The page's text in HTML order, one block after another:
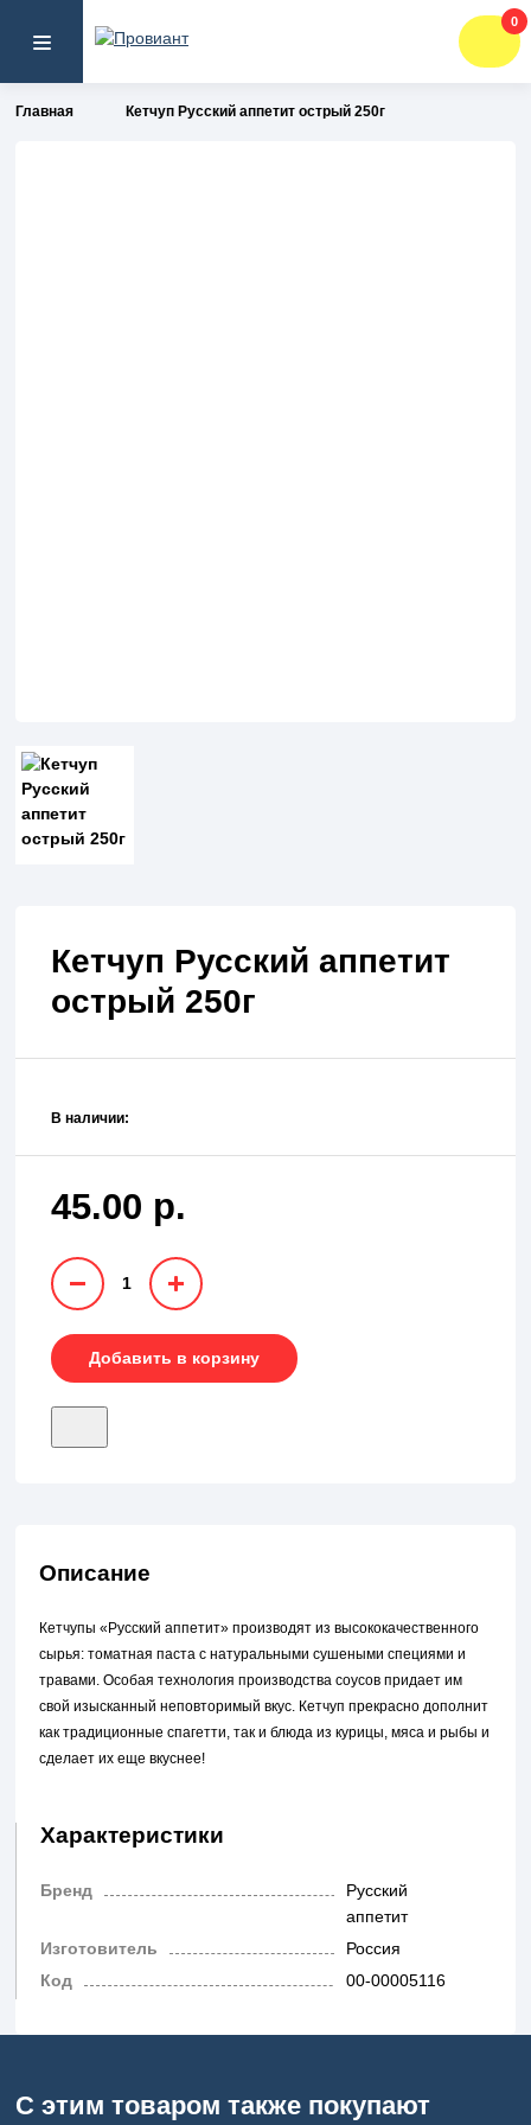
0
Главная Кетчуп Русский аппетит острый 250г
Кетчуп Русский аппетит
острый 250г
В наличии:
45.00 р.
1
Добавить в корзину
Описание
Кетчупы «Русский аппетит» производят из высококачественного
сырья: томатная паста с натуральными сушеными специями и
травами. Особая технология производства соусов придает им
свой изысканный неповторимый вкус. Кетчуп прекрасно дополнит
как традиционные спагетти, так и блюда из курицы, мяса и рыбы и
сделает их еще вкуснее!
Характеристики
Бренд
Русский
аппетит
Изготовитель
Россия
Код
00-00005116
С этим товаром также покупают